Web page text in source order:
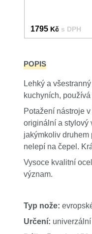
1795 Kč s DPH
POPIS
Lehký a
kuchyních,
Potažení nástroje
originální a stylový
jakýmkoliv druhem
nelepí na čepel.
Vysoce kvalitní
význam.
Typ nože:
Určení: univerzální